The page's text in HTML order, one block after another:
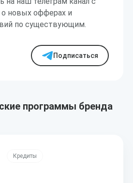
новых офферах и
по существующим.
Подписаться
программы бренда
Кредиты